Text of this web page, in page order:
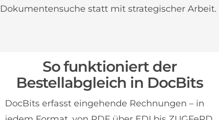
Dokumentensuche statt mit strategischer Arbeit.
So funktioniert der
Bestellabgleich in DocBits
DocBits erfasst eingehende Rechnungen – in